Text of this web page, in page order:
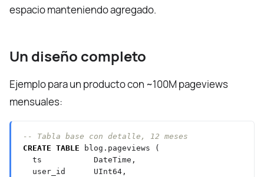
espacio manteniendo agregado.
Un diseño completo
Ejemplo para un producto con ~100M pageviews
mensuales:
CREATE TABLE blog.pageviews
(
ts
DateTime,
user_id
UInt64,